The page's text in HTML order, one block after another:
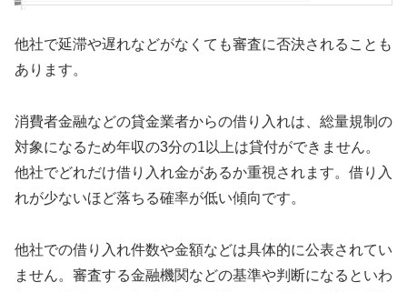
他社で延滞や遅れなどがなくても審査に否決されることも
あります。
消費者金融などの貸金業者からの借り入れは、総量規制の
対象になるため年収の3分の1以上は貸付ができません。
他社でどれだけ借り入れ金があるか重視されます。借り入
れが少ないほど落ちる確率が低い傾向です。
他社での借り入れ件数や金額などは具体的に公表されてい
ません。審査する金融機関などの基準や判断になるといわ